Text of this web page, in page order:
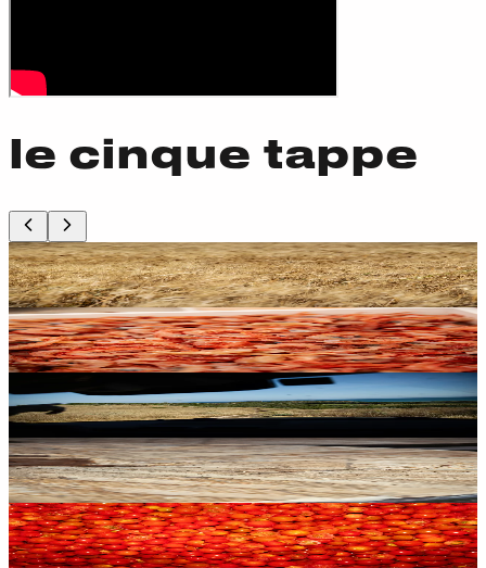
le cinque tappe
Dattilo
IL GRANO
Episodio 1
Mazara del Vallo
IL GAMBERO
Episodio 2
IL GRANO
Episodio 3
CASTELVETRANO
IL MULINO
Episodio 4
CAMMARATA
IL LABORATORIO
Episodio 5